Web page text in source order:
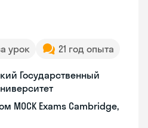
урок 21 год опыта
Государственный
MOCK Exams Cambridge,